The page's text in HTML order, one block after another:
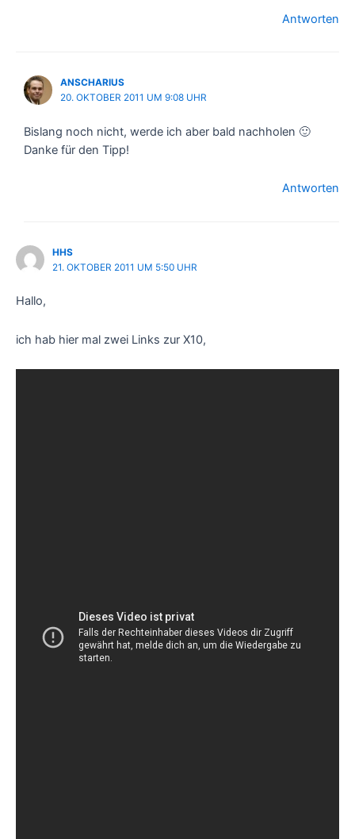
Antworten
ANSCHARIUS
20. OKTOBER 2011 UM 9:08 UHR
Bislang noch nicht, werde ich aber bald nachholen 🙂
Danke für den Tipp!
Antworten
HHS
21. OKTOBER 2011 UM 5:50 UHR
Hallo,
ich hab hier mal zwei Links zur X10,